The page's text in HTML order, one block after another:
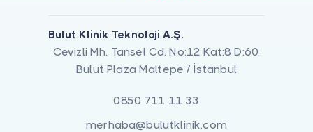
Bulut Klinik Teknoloji A.Ş.
Cevizli Mh. Tansel Cd. No:12 Kat:8 D:60,
Bulut Plaza Maltepe / İstanbul
0850 711 11 33
merhaba@bulutklinik.com